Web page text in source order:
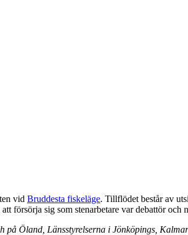
vid Bruddesta fiskeläge. Tillflödet består av
försörja sig som stenarbetare var debattör och
på Öland, Länsstyrelserna i Jönköpings,